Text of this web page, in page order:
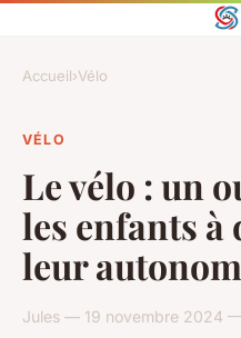
Accueil›Vélo
VÉLO
Le vélo : un
les enfants à
leur
Jules — 19 novembre 2024